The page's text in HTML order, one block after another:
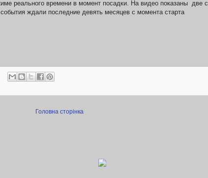
реального времени в момент посадки. На видео показаны две с
ждали последние девять месяцев с момента старта
Головна сторінка